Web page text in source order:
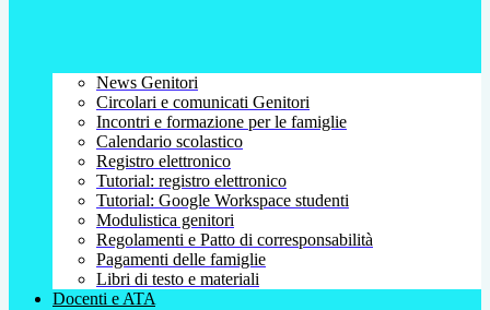
News Genitori
Circolari e comunicati Genitori
Incontri e formazione per le famiglie
Calendario scolastico
Registro elettronico
Tutorial: registro elettronico
Tutorial: Google Workspace studenti
Modulistica genitori
Regolamenti e Patto di corresponsabilità
Pagamenti delle famiglie
Libri di testo e materiali
Docenti e ATA